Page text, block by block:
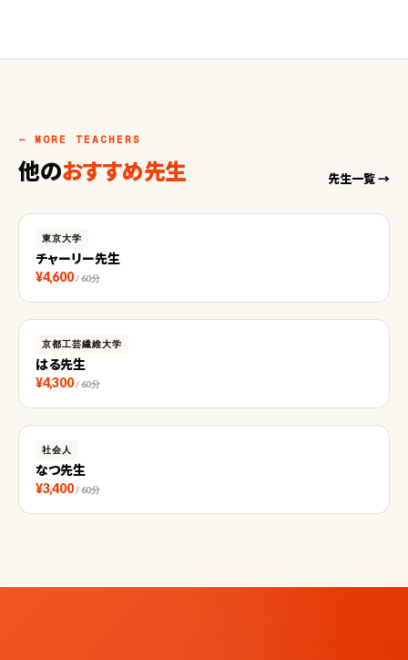
— MORE TEACHERS
他のおすすめ先生 先生一覧 →
東京大学
チャーリー先生
¥4,600 / 60分
京都工芸繊維大学
はる先生
¥4,300 / 60分
社会人
なつ先生
¥3,400 / 60分